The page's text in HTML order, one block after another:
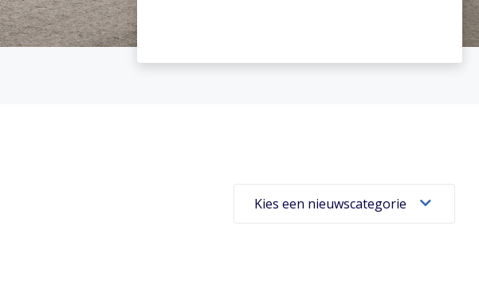
Kies een nieuwscategorie